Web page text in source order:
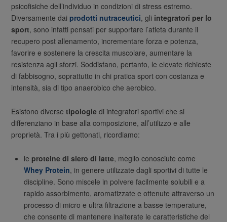
psicofisiche dell’individuo in condizioni di stress estremo.
Diversamente daiprodotti nutraceutici, gli integratori per lo
sport, sono infatti pensati per supportare l’atleta durante il
recupero post allenamento, incrementare forza e potenza,
favorire e sostenere la crescita muscolare, aumentare la
resistenza agli sforzi. Soddisfano, pertanto, le elevate richieste
di fabbisogno, soprattutto in chi pratica sport con costanza e
intensità, sia di tipo anaerobico che aerobico.
Esistono diversetipologie di integratori sportivi che si
differenziano in base alla composizione, all’utilizzo e alle
proprietà. Tra i più gettonati, ricordiamo:
le proteine di siero di latte, meglio conosciute come
Whey Protein, in genere utilizzate dagli sportivi di tutte le
discipline. Sono miscele in polvere facilmente solubili e a
rapido assorbimento, aromatizzate e ottenute attraverso un
processo di micro e ultra filtrazione a basse temperature,
che consente di mantenere inalterate le caratteristiche del